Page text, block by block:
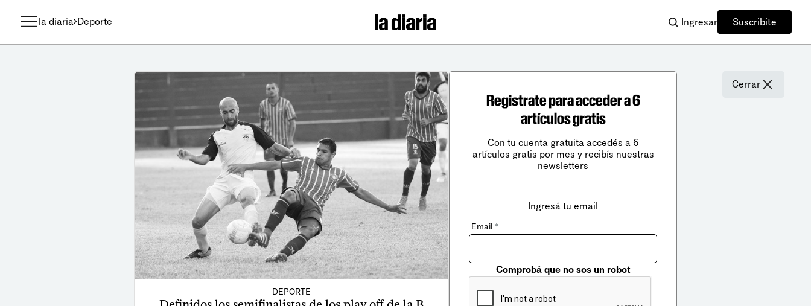
la diaria Deporte Ingresar Suscribite
DEPORTE
Cerrar
Registrate para acceder a 6
artículos gratis
Con tu cuenta gratuita accedés a 6
artículos gratis por mes y recibís nuestras
newsletters
Ingresá tu email
Email *
Comprobá que no sos un robot